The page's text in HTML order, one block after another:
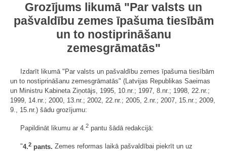
Grozījums likumā "Par valsts un
pašvaldību zemes īpašuma tiesībām
un to nostiprināšanu
zemesgrāmatās"
Izdarīt likumā "Par valsts un pašvaldību zemes īpašuma tiesībām
un to nostiprināšanu zemesgrāmatās" (Latvijas Republikas Saeimas
un Ministru Kabineta Ziņotājs, 1995, 10.nr.; 1997, 8.nr.; 1998, 22.nr.;
1999, 14.nr.; 2000, 13.nr.; 2002, 22.nr.; 2005, 2.nr.; 2007, 15.nr.; 2009,
9., 15.nr.) šādu grozījumu:
Papildināt likumu ar 4.2 pantu šādā redakcijā:
"4.2 pants. Zemes reformas laikā pašvaldībai piekrīt un uz